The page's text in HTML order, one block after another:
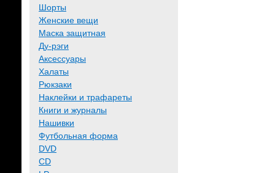
Шорты
Женские вещи
Маска защитная
Ду-рэги
Аксессуары
Халаты
Рюкзаки
Наклейки и трафареты
Книги и журналы
Нашивки
Футбольная форма
DVD
CD